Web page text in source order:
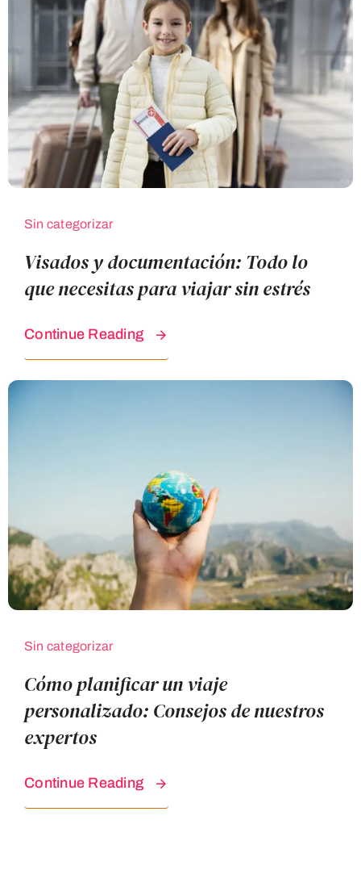
Sin categorizar
Visados y documentación: Todo lo
que necesitas para viajar sin estrés
Continue Reading
Sin categorizar
Cómo planificar un viaje
personalizado: Consejos de nuestros
expertos
Continue Reading